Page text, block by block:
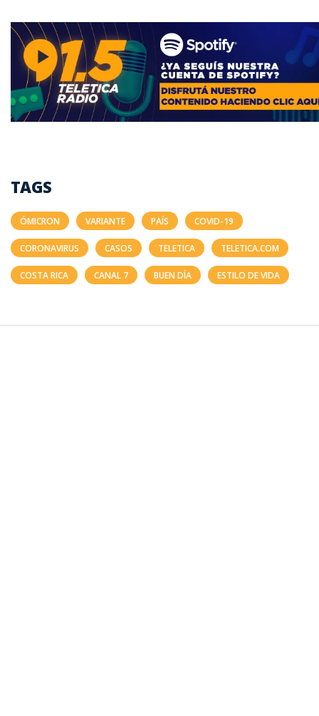
TAGS
ÓMICRON VARIANTE PAÍS COVID-19
CORONAVIRUS CASOS TELETICA TELETICA.COM
COSTA RICA CANAL 7 BUEN DÍA ESTILO DE VIDA